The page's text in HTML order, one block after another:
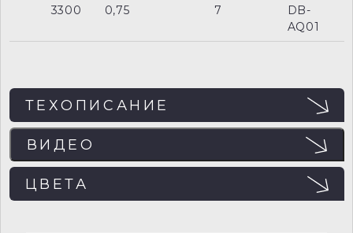
3300
0,75 7
DB-
AQ01
ТЕХОПИСАНИЕ
ВИДЕО
ЦВЕТА